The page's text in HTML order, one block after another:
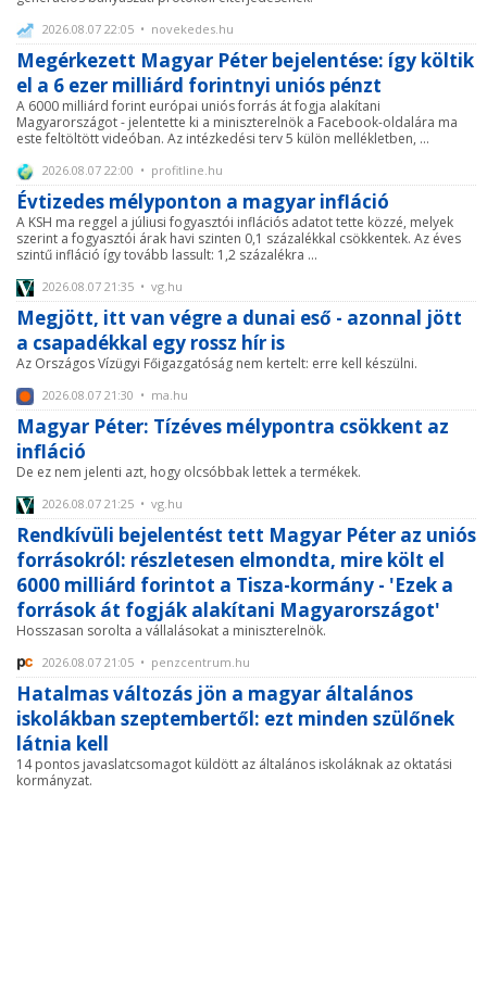
2026.08.07 22:05 • novekedes.hu
Megérkezett Magyar Péter bejelentése: így költik
el a 6 ezer milliárd forintnyi uniós pénzt
A 6000 milliárd forint európai uniós forrás át fogja alakítani
Magyarországot - jelentette ki a miniszterelnök a Facebook-oldalára ma
este feltöltött videóban. Az intézkedési terv 5 külön mellékletben, ...
2026.08.07 22:00 • profitline.hu
Évtizedes mélyponton a magyar infláció
A KSH ma reggel a júliusi fogyasztói inflációs adatot tette közzé, melyek
szerint a fogyasztói árak havi szinten 0,1 százalékkal csökkentek. Az éves
szintű infláció így tovább lassult: 1,2 százalékra ...
2026.08.07 21:35 • vg.hu
Megjött, itt van végre a dunai eső - azonnal jött
a csapadékkal egy rossz hír is
Az Országos Vízügyi Főigazgatóság nem kertelt: erre kell készülni.
2026.08.07 21:30 • ma.hu
Magyar Péter: Tízéves mélypontra csökkent az
infláció
De ez nem jelenti azt, hogy olcsóbbak lettek a termékek.
2026.08.07 21:25 • vg.hu
Rendkívüli bejelentést tett Magyar Péter az uniós
forrásokról: részletesen elmondta, mire költ el
6000 milliárd forintot a Tisza-kormány - 'Ezek a
források át fogják alakítani Magyarországot'
Hosszasan sorolta a vállalásokat a miniszterelnök.
2026.08.07 21:05 • penzcentrum.hu
Hatalmas változás jön a magyar általános
iskolákban szeptembertől: ezt minden szülőnek
látnia kell
14 pontos javaslatcsomagot küldött az általános iskoláknak az oktatási
kormányzat.